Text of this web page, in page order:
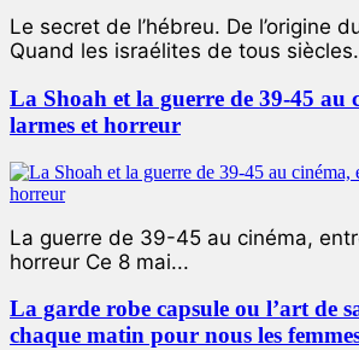
Le secret de l’hébreu. De l’origine
Quand les israélites de tous
La Shoah et la guerre de 39-45 au
larmes et horreur
La guerre de 39-45 au cinéma,
horreur Ce 8 mai...
La garde robe capsule ou l’art de
chaque matin pour nous les